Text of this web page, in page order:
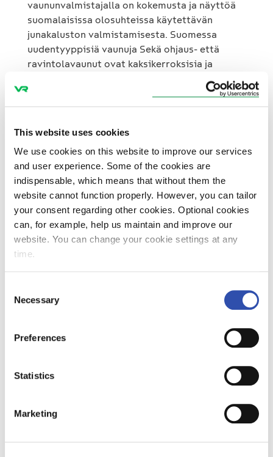
This website uses cookies
We use cookies on this website to improve our services
and user experience. Some of the cookies are
indispensable, which means that without them the
website cannot function properly. However, you can tailor
your consent regarding other cookies. Optional cookies
can, for example, help us maintain and improve our
website. You can change your cookie settings at any
time.
Selection
Necessary
Preferences
Statistics
Marketing
vaununvalmistajalla on kokemusta ja näyttöä
suomalaisissa olosuhteissa käytettävän
junakaluston valmistamisesta. Suomessa
uudentyyppisiä vaunuja Sekä ohjaus- että
ravintolavaunut ovat kaksikerroksisia ja
Suomessa uudenlaisia. Niiden ulkoasu on VR:n
vihreän ilmeen mukainen. Ohjausvaunussa
yhdistyvät veturin ja matkustajavaunun
ohjaamo, ja vaunussa on noin 100
istumapaikkaa. Ohjausvaunun avulla junaa
voidaan ohjata molemmista päistä ilman
veturinvaihtoa, mikä helpottaa ruuhkaa
erityisesti ahtaalla Helsingin ratapihalla.
Ohjausvaunun käyttöönotto parantaa
junaliikenteen täsmällisyyttä kaikkialla
Suomessa. Ravintolavaunussa on 50 hengen
ravintolatilat vaunun alakerrassa ja
ohjausvaunut on tarkoitus ottaa käyttöön
liikenteeseen vuoden 2013 lopulla. Kaikki uudet
vaunut ovat liikenteessä syksyyn 2014
90 miljoonaa euroa. Lisäksi kauppaan sisältyy
vaunuista